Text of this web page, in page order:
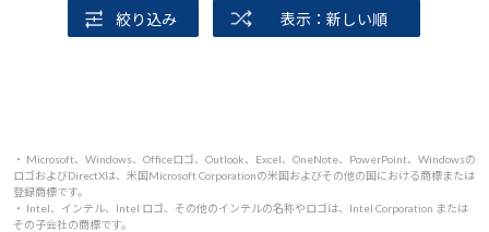
絞り込み 表示：新しい順
・ Microsoft、Windows、Officeロゴ、Outlook、Excel、OneNote、PowerPoint、Windowsの
ロゴおよびDirectXは、米国Microsoft Corporationの米国およびその他の国における商標または
登録商標です。
・ Intel、インテル、Intel ロゴ、その他のインテルの名称やロゴは、Intel Corporation または
その子会社の商標です。